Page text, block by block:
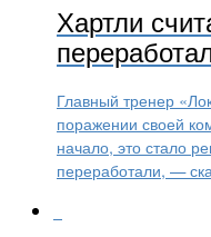
Хартли
Главный тренер
поражении своей
начало, это стало
переработали, —